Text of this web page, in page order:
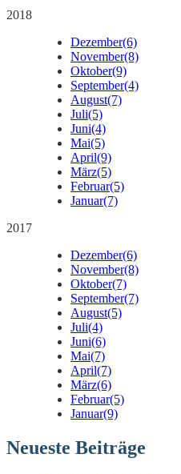
2018
Dezember(6)
November(8)
Oktober(9)
September(4)
August(7)
Juli(5)
Juni(4)
Mai(5)
April(9)
März(5)
Februar(5)
Januar(7)
2017
Dezember(6)
November(8)
Oktober(7)
September(7)
August(5)
Juli(4)
Juni(6)
Mai(7)
April(7)
März(6)
Februar(5)
Januar(9)
Neueste Beiträge